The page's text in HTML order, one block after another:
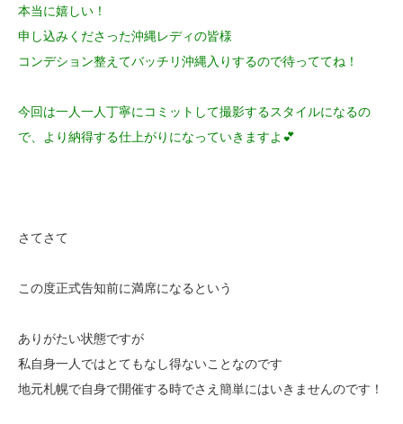
本当に嬉しい！
申し込みくださった沖縄レディの皆様
コンデション整えてバッチリ沖縄入りするので待っててね！
今回は一人一人丁寧にコミットして撮影するスタイルになるの
で、より納得する仕上がりになっていきますよ💕
さてさて
この度正式告知前に満席になるという
ありがたい状態ですが
私自身一人ではとてもなし得ないことなのです
地元札幌で自身で開催する時でさえ簡単にはいきませんのです！